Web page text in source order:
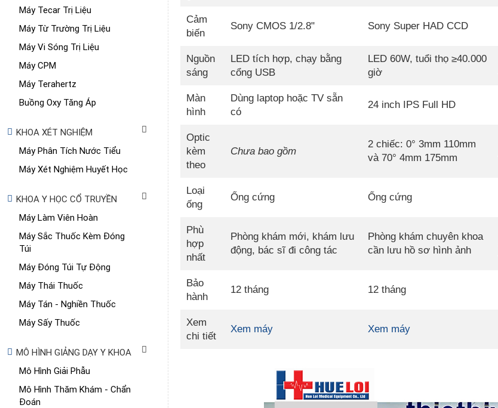
Máy Tecar Trị Liệu
Máy Từ Trường Trị Liệu
Máy Vi Sóng Trị Liệu
Máy CPM
Máy Terahertz
Buồng Oxy Tăng Áp
KHOA XÉT NGHIỆM
Máy Phân Tích Nước Tiểu
Máy Xét Nghiệm Huyết Học
KHOA Y HỌC CỔ TRUYỀN
Máy Làm Viên Hoàn
Máy Sắc Thuốc Kèm Đóng
Túi
Máy Đóng Túi Tự Động
Máy Thái Thuốc
Máy Tán - Nghiền Thuốc
Máy Sấy Thuốc
MÔ HÌNH GIẢNG DẠY Y KHOA
Mô Hình Giải Phẫu
Mô Hình Thăm Khám - Chẩn
Đoán
Cảm
biến
Sony CMOS 1/2.8" Sony Super HAD CCD
Nguồn
sáng
LED tích hợp, chạy bằng
cổng USB
LED 60W, tuổi thọ ≥40.000
giờ
Màn
hình
Dùng laptop hoặc TV sẵn
có
24 inch IPS Full HD
Optic
kèm
theo
Chưa bao gồm
2 chiếc: 0° 3mm 110mm
và 70° 4mm 175mm
Loại
ống
Ống cứng Ống cứng
Phù
hợp
nhất
Phòng khám mới, khám lưu
động, bác sĩ đi công tác
Phòng khám chuyên khoa
cần lưu hồ sơ hình ảnh
Bảo
hành
12 tháng 12 tháng
Xem
chi tiết
Xem máy Xem máy